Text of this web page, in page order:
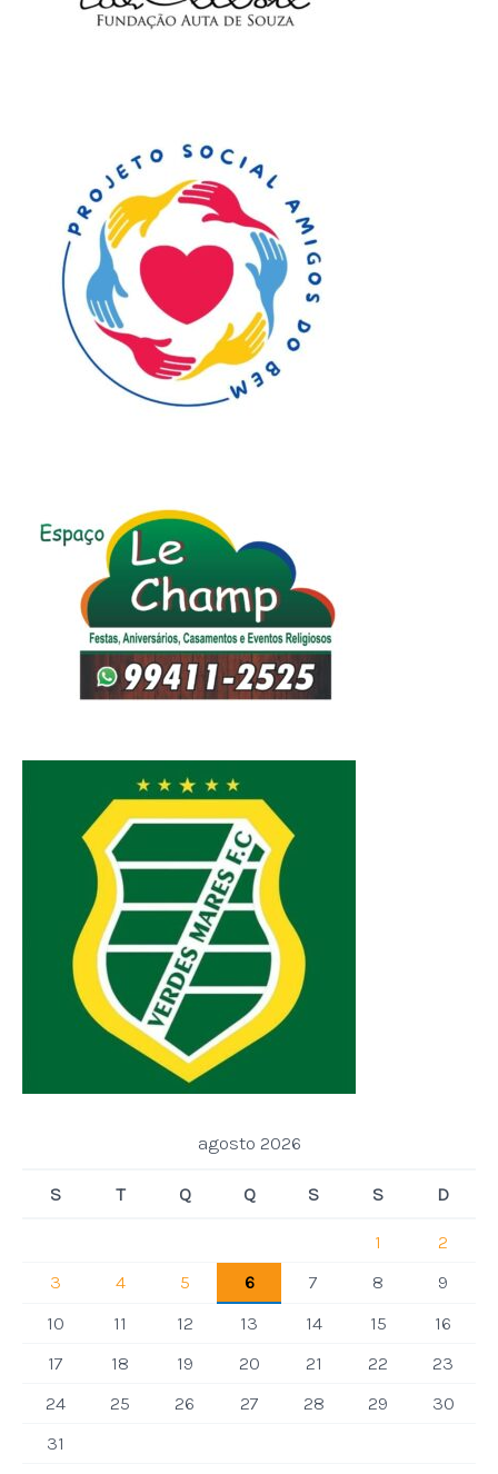
agosto 2026
S T Q Q S S D
1
2
3
4 5 6 7 8
9
10
11 12 13 14 15
16
17
18 19 20 21 22
23
24
25 26 27 28 29
30
31